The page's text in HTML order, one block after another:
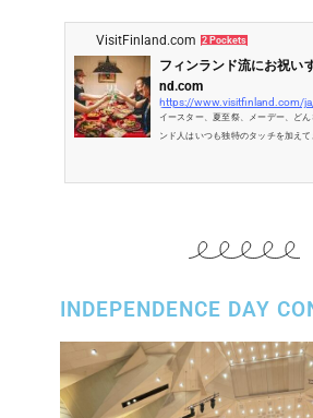
VisitFinland.com 2 Pockets
フィンランド流にお祝い
nd.com
イースター、夏至祭、メーデー、ど
ンド人はいつも独特のタッチを加えて
INDEPENDENCE DAY